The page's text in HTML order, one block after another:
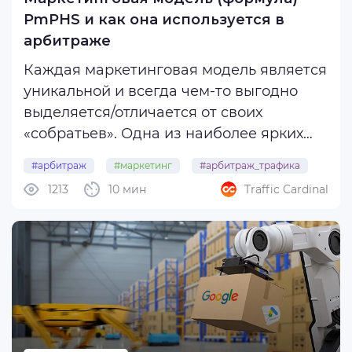
Интересности
Маркетинг
Таргетинговая реклама
Реклама в Facebook
Контекстная реклама
Реклама в Вконтакте
Посадочные
Дейтинг
PmPHS и как она используется в
арбитраже
Каждая маркетинговая модель является
уникальной и всегда чем-то выгодно
выделяется/отличается от своих
«собратьев». Одна из наиболее ярких
полностью построена на
манипулировании аудиторией. У этой
модели нет замысла, как у AIDA , плавно
подвести к покупке, или ...
#арбитраж #маркетинг #арбитраж_трафика
#формула #pmphs
10 мин
1213 Traffic Cardinal